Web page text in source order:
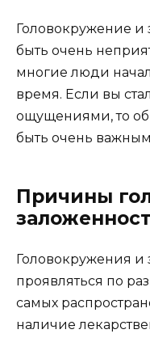
Головокружение и
быть очень
многие люди
время. Если вы
ощущениями, то
быть очень
Причины
Головокружения и
проявляться по
самых
наличие